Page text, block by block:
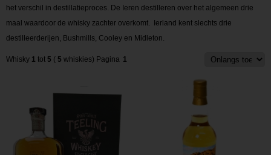
het verschil in destillatieproces. De Ieren destilleren over het algemeen drie
maal waardoor de whisky zachter overkomt. Ierland kent slechts drie
destilleerderijen, Bushmills, Cooley en Midleton.
Whisky 1 tot 5 ( 5 whiskies) Pagina 1